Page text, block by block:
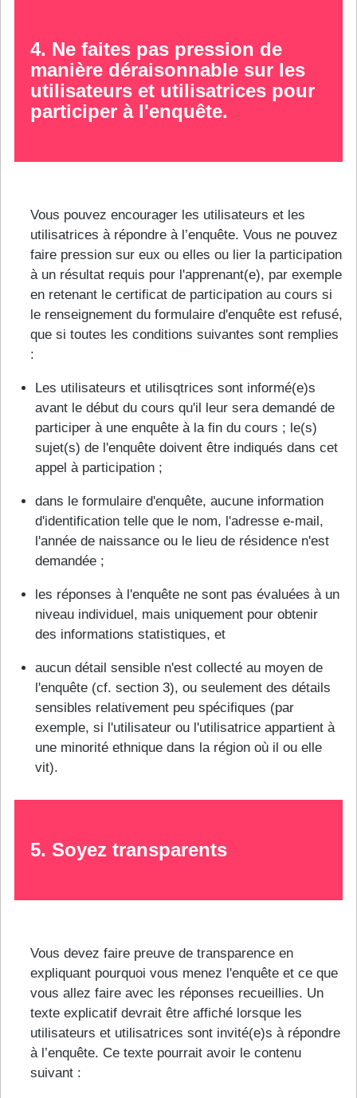
4. Ne faites pas pression de
manière déraisonnable sur les
utilisateurs et utilisatrices pour
participer à l'enquête.
Vous pouvez encourager les utilisateurs et les
utilisatrices à répondre à l’enquête. Vous ne pouvez
faire pression sur eux ou elles ou lier la participation
à un résultat requis pour l'apprenant(e), par exemple
en retenant le certificat de participation au cours si
le renseignement du formulaire d'enquête est refusé,
que si toutes les conditions suivantes sont remplies
:
Les utilisateurs et utilisqtrices sont informé(e)s
avant le début du cours qu'il leur sera demandé de
participer à une enquête à la fin du cours ; le(s)
sujet(s) de l'enquête doivent être indiqués dans cet
appel à participation ;
dans le formulaire d'enquête, aucune information
d'identification telle que le nom, l'adresse e-mail,
l'année de naissance ou le lieu de résidence n'est
demandée ;
les réponses à l'enquête ne sont pas évaluées à un
niveau individuel, mais uniquement pour obtenir
des informations statistiques, et
aucun détail sensible n'est collecté au moyen de
l'enquête (cf. section 3), ou seulement des détails
sensibles relativement peu spécifiques (par
exemple, si l'utilisateur ou l'utilisatrice appartient à
une minorité ethnique dans la région où il ou elle
vit).
5. Soyez transparents
Vous devez faire preuve de transparence en
expliquant pourquoi vous menez l'enquête et ce que
vous allez faire avec les réponses recueillies. Un
texte explicatif devrait être affiché lorsque les
utilisateurs et utilisatrices sont invité(e)s à répondre
à l’enquête. Ce texte pourrait avoir le contenu
suivant :